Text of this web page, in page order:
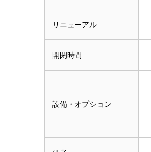
リニューアル
開閉時間
設備・オプション